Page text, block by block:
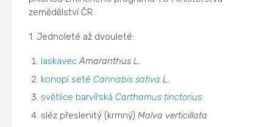
zemědělství ČR.
1. Jednoleté až dvouleté:
laskavec Amaranthus L.
konopí seté Cannabis sativa L.
světlice barvířská Carthamus tinctorius
sléz přeslenitý (krmný)Malva verticillata